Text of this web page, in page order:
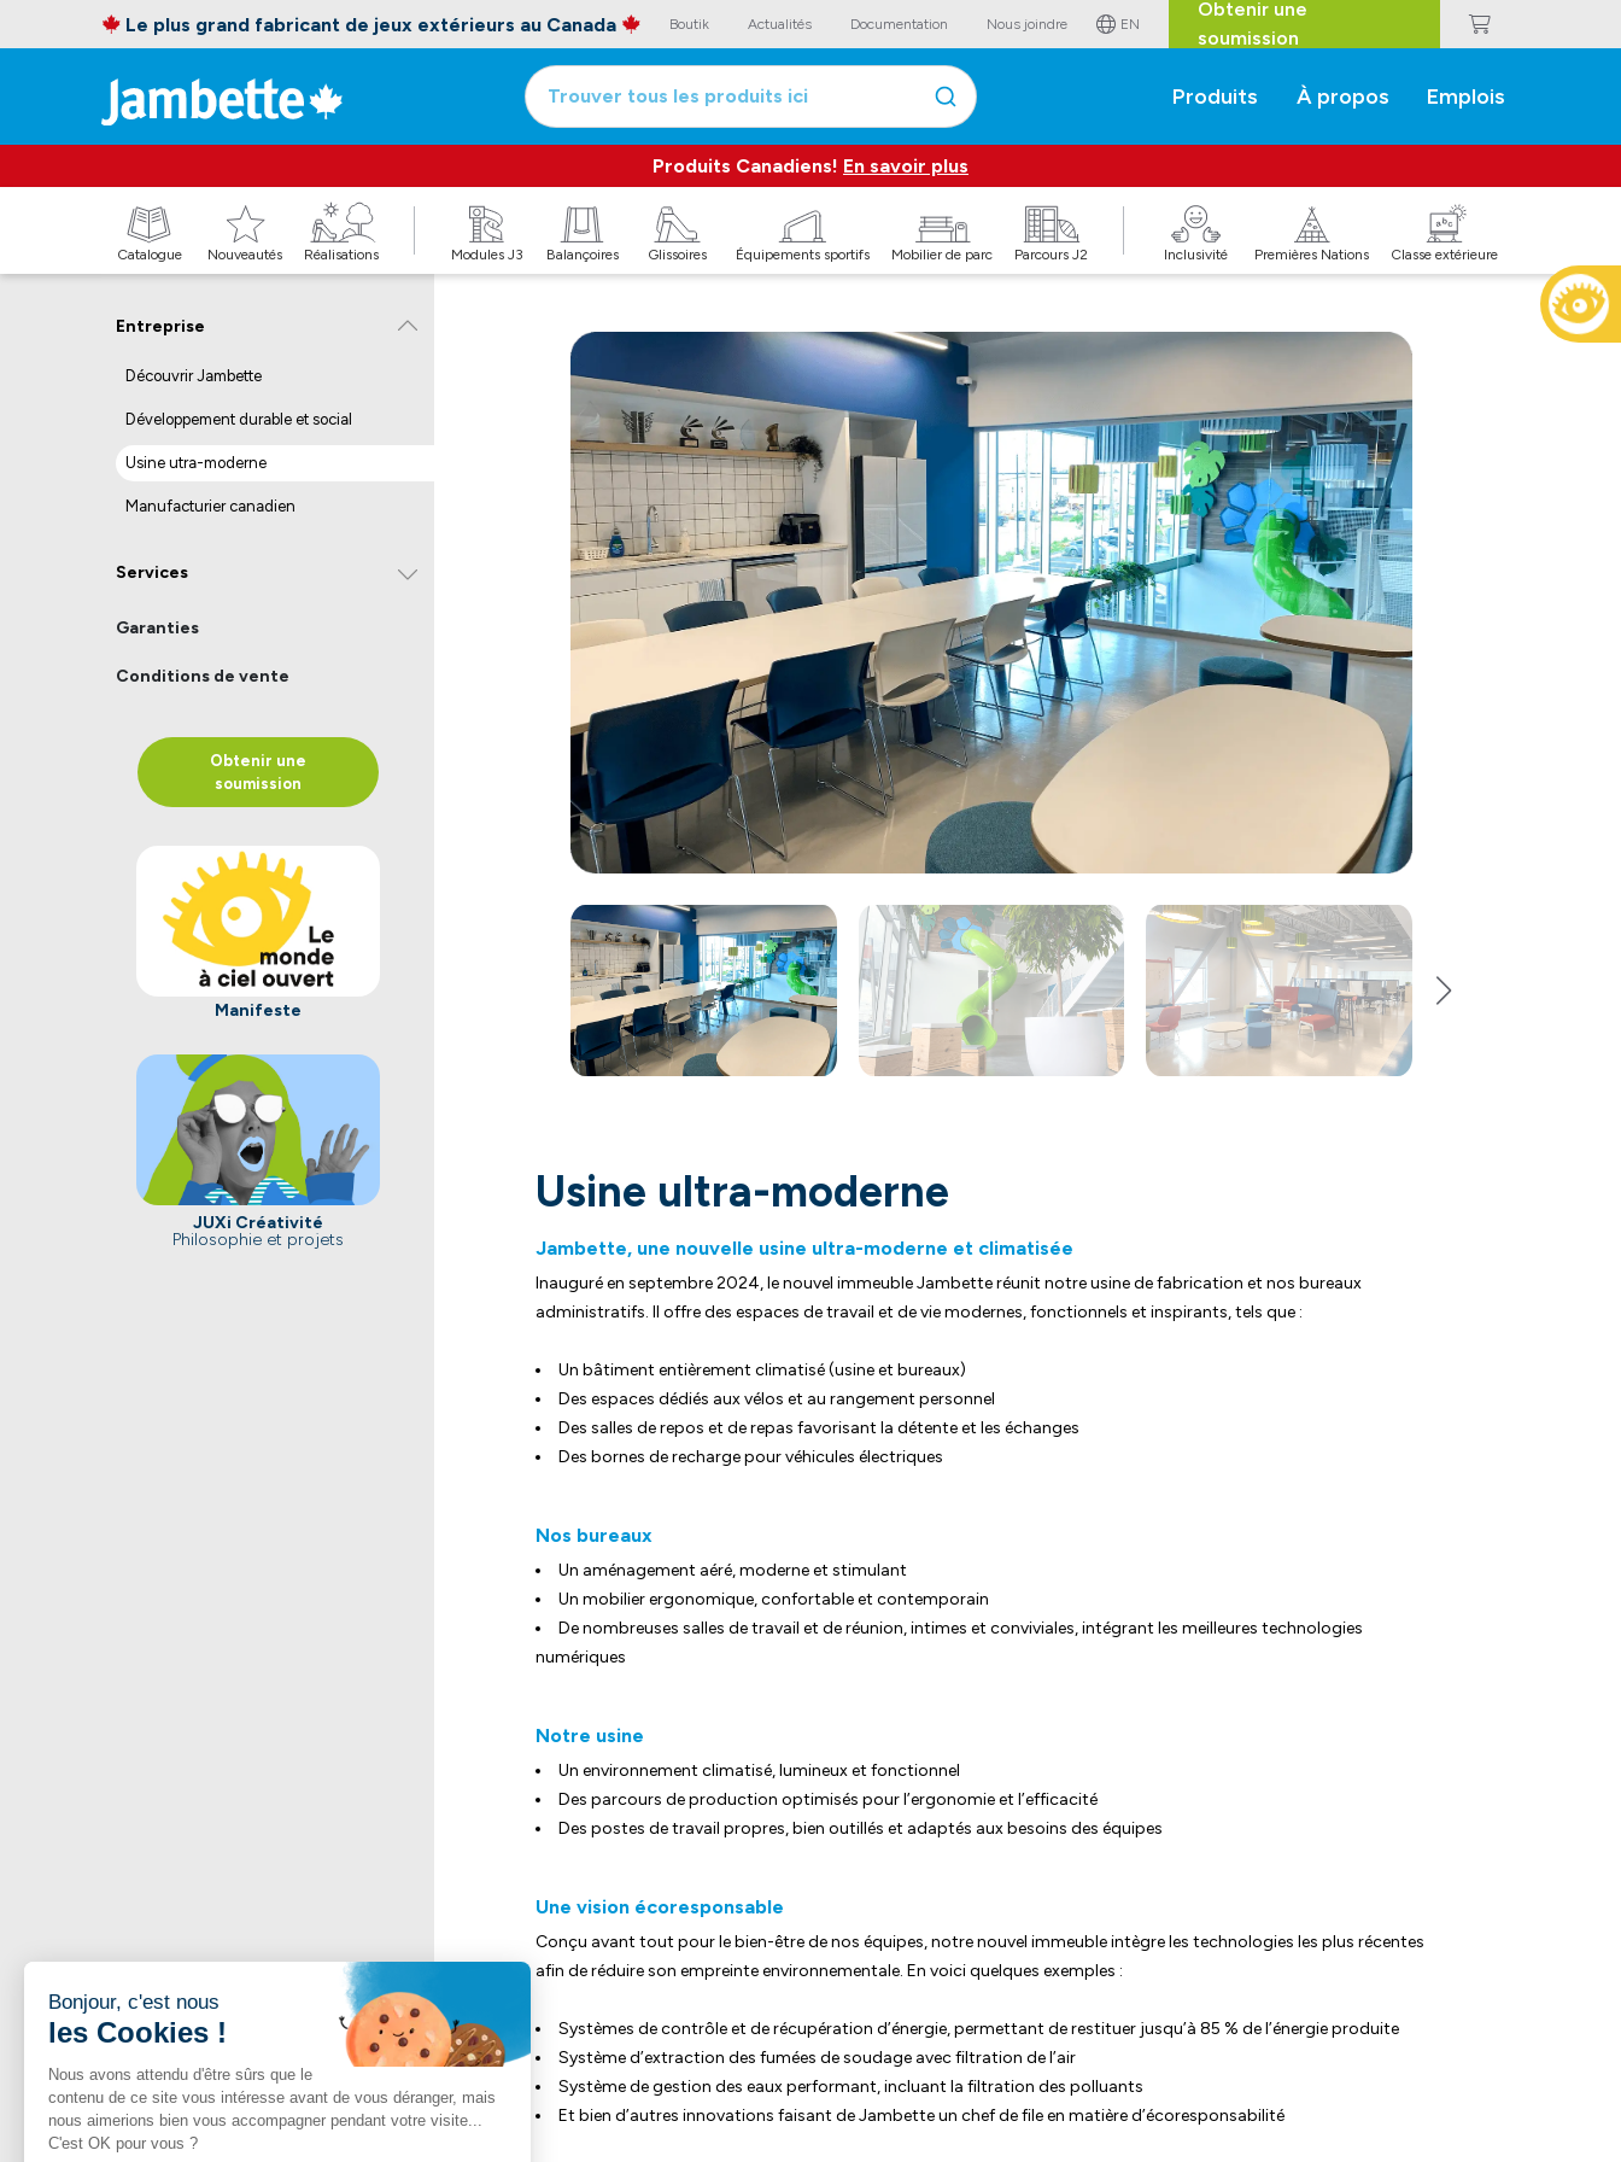
Le plus grand fabricant de jeux extérieurs au Canada Boutik Actualités Documentation Nous joindre EN
Obtenir une
soumission
Trouver tous les produits ici Produits À propos Emplois
Produits Canadiens! En savoir plus
Catalogue Nouveautés Réalisations Modules J3 Balançoires Glissoires Équipements sportifs Mobilier de parc Parcours J2 Inclusivité Premières Nations Classe extérieure
Entreprise
Découvrir Jambette
Développement durable et social
Usine utra-moderne
Manufacturier canadien
Services
Garanties
Conditions de vente
Obtenir une
soumission
Manifeste
JUXi Créativité
Philosophie et projets
Usine ultra-moderne
Jambette, une nouvelle usine ultra-moderne et climatisée
Inauguré en septembre 2024, le nouvel immeuble Jambette réunit notre usine de fabrication et nos bureaux
administratifs. Il offre des espaces de travail et de vie modernes, fonctionnels et inspirants, tels que :
Un bâtiment entièrement climatisé (usine et bureaux)
Des espaces dédiés aux vélos et au rangement personnel
Des salles de repos et de repas favorisant la détente et les échanges
Des bornes de recharge pour véhicules électriques
Nos bureaux
Un aménagement aéré, moderne et stimulant
Un mobilier ergonomique, confortable et contemporain
De nombreuses salles de travail et de réunion, intimes et conviviales, intégrant les meilleures technologies
numériques
Notre usine
Un environnement climatisé, lumineux et fonctionnel
Des parcours de production optimisés pour l’ergonomie et l’efficacité
Des postes de travail propres, bien outillés et adaptés aux besoins des équipes
Une vision écoresponsable
Conçu avant tout pour le bien-être de nos équipes, notre nouvel immeuble intègre les technologies les plus récentes
afin de réduire son empreinte environnementale. En voici quelques exemples :
Systèmes de contrôle et de récupération d’énergie, permettant de restituer jusqu’à 85 % de l’énergie produite
Système d’extraction des fumées de soudage avec filtration de l’air
Système de gestion des eaux performant, incluant la filtration des polluants
Et bien d’autres innovations faisant de Jambette un chef de file en matière d’écoresponsabilité